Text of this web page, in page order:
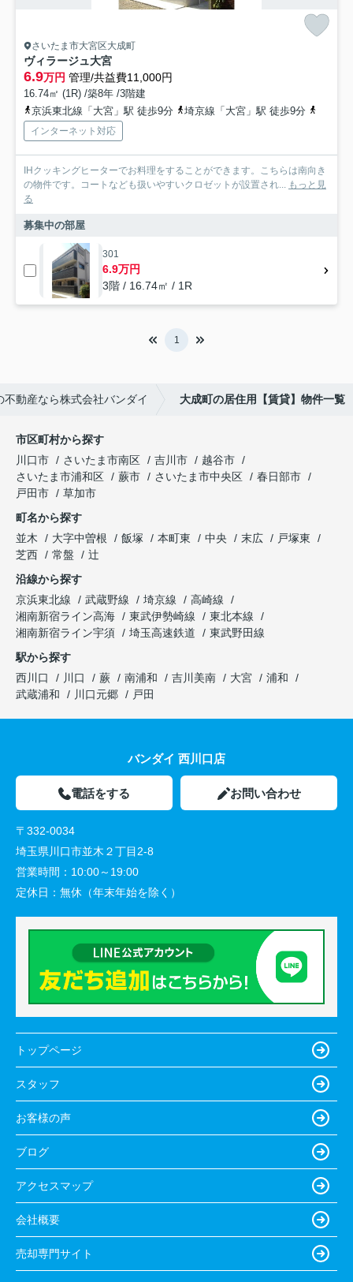
さいたま市大宮区大成町
ヴィラージュ大宮
6.9万円 管理/共益費11,000円
16.74㎡ (1R) /築8年 /3階建
京浜東北線「大宮」駅 徒歩9分
埼京線「大宮」駅 徒歩9分
インターネット対応
IHクッキングヒーターでお料理をすることができます。こちらは南向き
の物件です。コートなども扱いやすいクロゼットが設置され... もっと見
る
募集中の部屋
301
6.9万円
3階 / 16.74㎡ / 1R
1
不動産なら株式会社バンダイ 大成町の居住用【賃貸】物件一覧
市区町村から探す
川口市
さいたま市南区 吉川市
越谷市
さいたま市浦和区
蕨市 さいたま市中央区
春日部市
戸田市
草加市
町名から探す
並木
大字中曽根 飯塚 本町東 中央 末広
戸塚東
芝西
常盤
辻
沿線から探す
京浜東北線
武蔵野線 埼京線
高崎線
湘南新宿ライン高海
東武伊勢崎線
東北本線
湘南新宿ライン宇須
埼玉高速鉄道
東武野田線
駅から探す
西川口
川口 蕨 南浦和 吉川美南 大宮
浦和
武蔵浦和
川口元郷 戸田
バンダイ 西川口店
電話をする お問い合わせ
〒332-0034
埼玉県川口市並木２丁目2-8
営業時間： 10:00～19:00
定休日： 無休（年末年始を除く）
トップページ
スタッフ
お客様の声
ブログ
アクセスマップ
会社概要
売却専門サイト